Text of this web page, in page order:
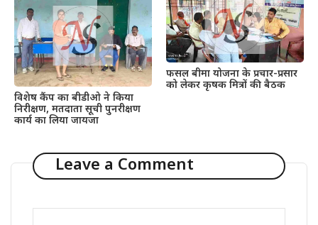
विशेष कैंप का बीडीओ ने किया
निरीक्षण, मतदाता सूची पुनरीक्षण
कार्य का लिया जायजा
फसल बीमा योजना के प्रचार-प्रसार
को लेकर कृषक मित्रों की बैठक
Leave a Comment